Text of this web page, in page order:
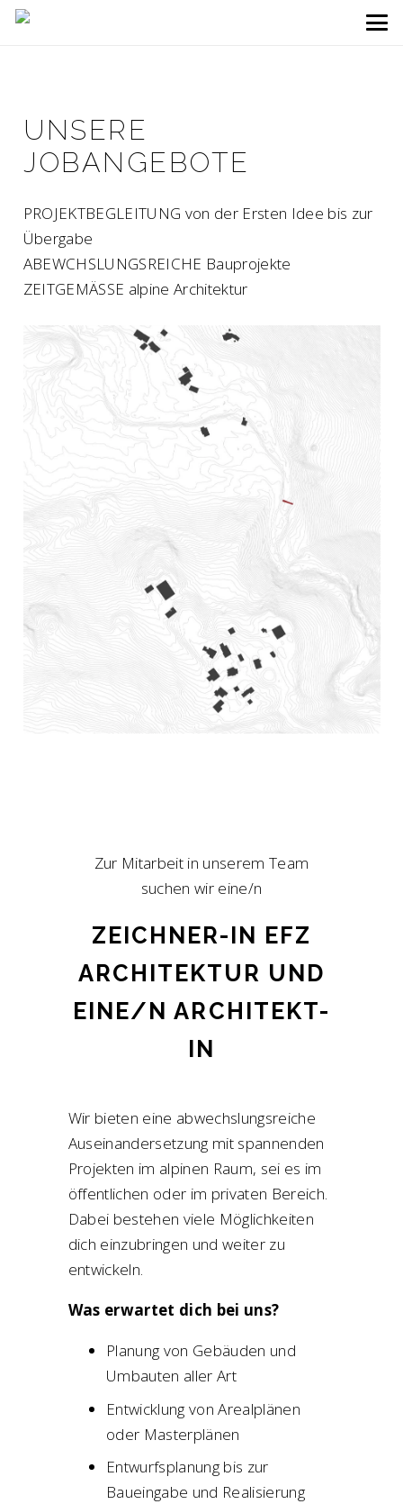
UNSERE
JOBANGEBOTE
PROJEKTBEGLEITUNG von der Ersten Idee bis zur
Übergabe
ABEWCHSLUNGSREICHE Bauprojekte
ZEITGEMÄSSE alpine Architektur
Zur Mitarbeit in unserem Team
suchen wir eine/n
ZEICHNER-IN EFZ
ARCHITEKTUR UND
EINE/N ARCHITEKT-
IN
Wir bieten eine abwechslungsreiche
Auseinandersetzung mit spannenden
Projekten im alpinen Raum, sei es im
öffentlichen oder im privaten Bereich.
Dabei bestehen viele Möglichkeiten
dich einzubringen und weiter zu
entwickeln.
Was erwartet dich bei uns?
Planung von Gebäuden und
Umbauten aller Art
Entwicklung von Arealplänen
oder Masterplänen
Entwurfsplanung bis zur
Baueingabe und Realisierung